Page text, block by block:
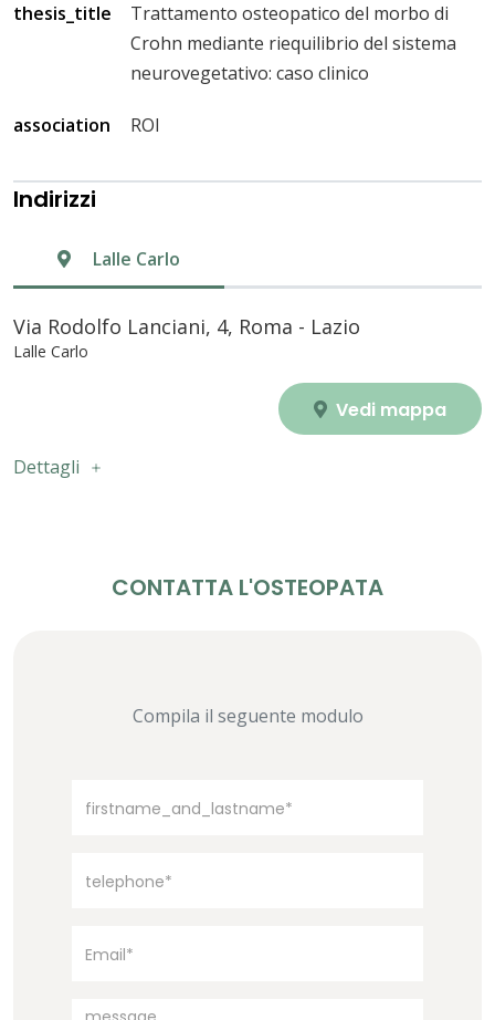
thesis_title
Trattamento osteopatico del morbo di
Crohn mediante riequilibrio del sistema
neurovegetativo: caso clinico
association ROI
Indirizzi
Lalle Carlo
Via Rodolfo Lanciani, 4, Roma - Lazio
Lalle Carlo
Vedi mappa
Dettagli
CONTATTA L'OSTEOPATA
Compila il seguente modulo